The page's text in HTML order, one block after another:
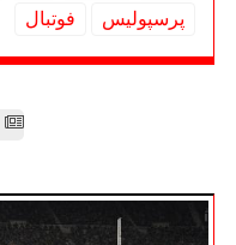
پرسپولیس
فوتبال